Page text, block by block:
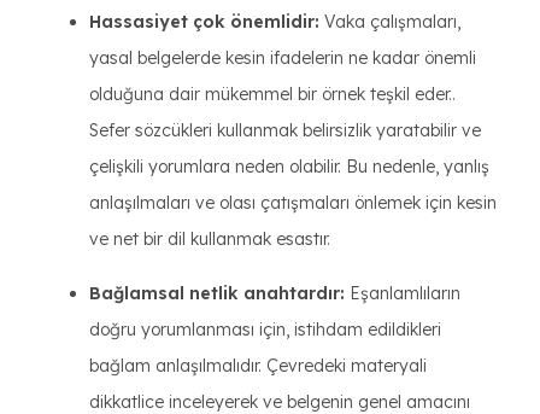
Hassasiyet çok önemlidir: Vaka çalışmaları,
yasal belgelerde kesin ifadelerin ne kadar önemli
olduğuna dair mükemmel bir örnek teşkil eder..
Sefer sözcükleri kullanmak belirsizlik yaratabilir ve
çelişkili yorumlara neden olabilir. Bu nedenle, yanlış
anlaşılmaları ve olası çatışmaları önlemek için kesin
ve net bir dil kullanmak esastır.
Bağlamsal netlik anahtardır: Eşanlamlıların
doğru yorumlanması için, istihdam edildikleri
bağlam anlaşılmalıdır. Çevredeki materyali
dikkatlice inceleyerek ve belgenin genel amacını